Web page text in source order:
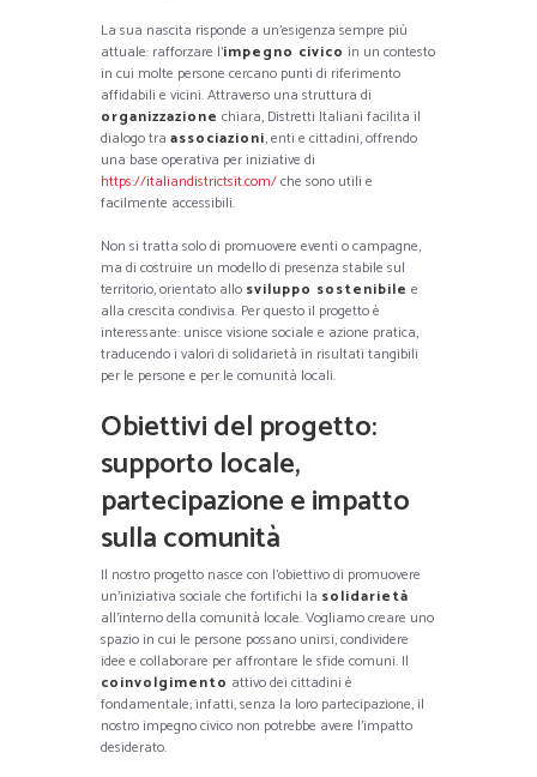
La sua nascita risponde a un’esigenza sempre più
attuale: rafforzare l’impegno civico in un contesto
in cui molte persone cercano punti di riferimento
affidabili e vicini. Attraverso una struttura di
organizzazione chiara, Distretti Italiani facilita il
dialogo tra associazioni, enti e cittadini, offrendo
una base operativa per iniziative di
https://italiandistrictsit.com/che sono utili e
facilmente accessibili.
Non si tratta solo di promuovere eventi o campagne,
ma di costruire un modello di presenza stabile sul
territorio, orientato allo sviluppo sostenibile e
alla crescita condivisa. Per questo il progetto è
interessante: unisce visione sociale e azione pratica,
traducendo i valori di solidarietà in risultati tangibili
per le persone e per le comunità locali.
Obiettivi del progetto:
supporto locale,
partecipazione e impatto
sulla comunità
Il nostro progetto nasce con l’obiettivo di promuovere
un’iniziativa sociale che fortifichi la solidarietà
all’interno della comunità locale. Vogliamo creare uno
spazio in cui le persone possano unirsi, condividere
idee e collaborare per affrontare le sfide comuni. Il
coinvolgimento attivo dei cittadini è
fondamentale; infatti, senza la loro partecipazione, il
nostro impegno civico non potrebbe avere l’impatto
desiderato.